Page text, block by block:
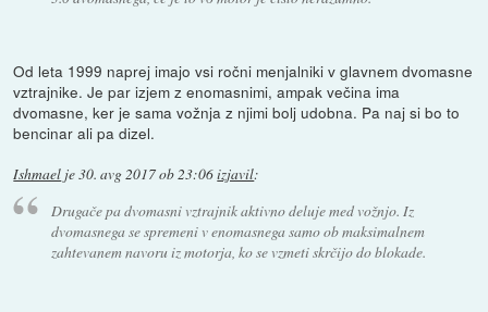
Od leta 1999 naprej imajo vsi ročni menjalniki v glavnem dvomasne
vztrajnike. Je par izjem z enomasnimi, ampak večina ima
dvomasne, ker je sama vožnja z njimi bolj udobna. Pa naj si bo to
bencinar ali pa dizel.
Ishmael je30. avg 2017 ob 23:06izjavil:
Drugače pa dvomasni vztrajnik aktivno deluje med vožnjo. Iz
dvomasnega se spremeni v enomasnega samo ob maksimalnem
zahtevanem navoru iz motorja, ko se vzmeti skrčijo do blokade.